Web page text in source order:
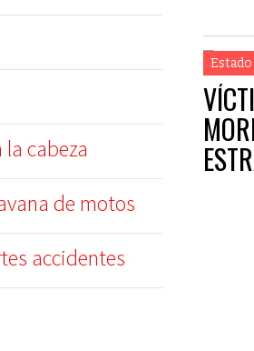
cabeza
de motos
accidentes
Estado